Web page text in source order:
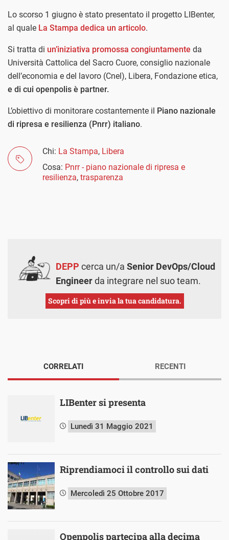
Lo scorso 1 giugno è stato presentato il progetto LIBenter,
al quale La Stampa dedica un articolo.
Si tratta di un’iniziativa promossa congiuntamente da
Università Cattolica del Sacro Cuore, consiglio nazionale
dell’economia e del lavoro (Cnel), Libera, Fondazione etica,
e di cui openpolis è partner.
L’obiettivo di monitorare costantemente il Piano nazionale
di ripresa e resilienza (Pnrr) italiano.
Chi: La Stampa, Libera
Cosa: Pnrr - piano nazionale di ripresa e
resilienza, trasparenza
DEPP cerca un/a Senior DevOps/Cloud
Engineerda integrare nel suo team.
Scopri di più e invia la tua candidatura.
CORRELATI
LIBenter si presenta
Lunedì 31 Maggio 2021
Riprendiamoci il controllo sui dati
Mercoledì 25 Ottobre 2017
Openpolis partecipa alla decima
RECENTI